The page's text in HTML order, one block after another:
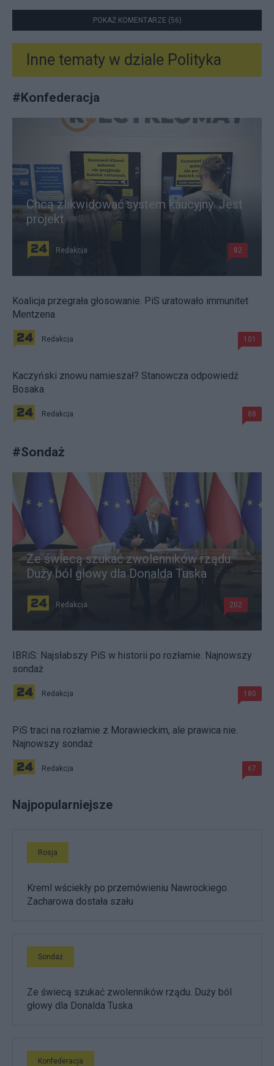
POKAŻ KOMENTARZE (56)
Inne tematy w dziale Polityka
#Konfederacja
Chcą zlikwidować system kaucyjny. Jest
projekt
Redakcja 82
Koalicja przegrała głosowanie. PiS uratowało immunitet
Mentzena
Redakcja 101
Kaczyński znowu namieszał? Stanowcza odpowiedź
Bosaka
Redakcja 88
#Sondaż
Ze świecą szukać zwolenników rządu.
Duży ból głowy dla Donalda Tuska
Redakcja 202
IBRiS: Najsłabszy PiS w historii po rozłamie. Najnowszy
sondaż
Redakcja 180
PiS traci na rozłamie z Morawieckim, ale prawica nie.
Najnowszy sondaż
Redakcja 67
Najpopularniejsze
Rosja
Kreml wściekły po przemówieniu Nawrockiego.
Zacharowa dostała szału
Sondaż
Ze świecą szukać zwolenników rządu. Duży ból
głowy dla Donalda Tuska
Konfederacja